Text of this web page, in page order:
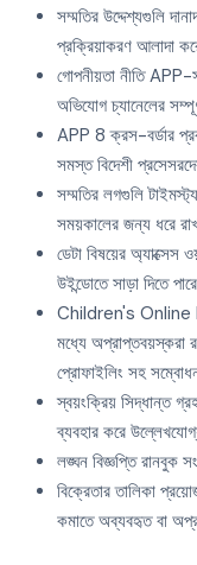
সম্মতির উদ্দেশ্যগুলি
প্রক্রিয়াকরণ আলাদা
গোপনীয়তা নীতি APP-
অভিযোগ চ্যানেলের
APP 8 ক্রস-বর্ডার
সমস্ত বিদেশী
সম্মতির লগগুলি
সময়কালের জন্য ধরে
ডেটা বিষয়ের
উইন্ডোতে সাড়া দিতে পারে
Children's Online
মধ্যে অপ্রাপ্তবয়স্করা
প্রোফাইলিং সহ
স্বয়ংক্রিয় সিদ্ধান্ত
ব্যবহার করে
লঙ্ঘন বিজ্ঞপ্তি রানবুক
বিক্রেতার তালিকা
কমাতে অব্যবহৃত বা